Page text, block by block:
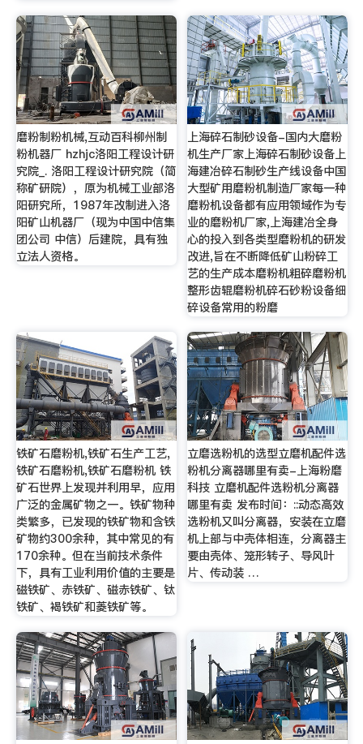
磨粉制粉机械,互动百科柳州制
粉机器厂 hzhjc洛阳工程设计研
究院_. 洛阳工程设计研究院（简
称矿研院），原为机械工业部洛
阳研究所，1987年改制进入洛
阳矿山机器厂（现为中国中信集
团公司 中信）后建院，具有独
立法人资格。
上海碎石制砂设备-国内大磨粉
机生产厂家上海碎石制砂设备上
海建冶碎石制砂生产线设备中国
大型矿用磨粉机制造厂家每一种
磨粉机设备都有应用领域作为专
业的磨粉机厂家,上海建冶全身
心的投入到各类型磨粉机的研发
改进,旨在不断降低矿山粉碎工
艺的生产成本磨粉机粗碎磨粉机
整形齿辊磨粉机碎石砂粉设备细
碎设备常用的粉磨
铁矿石磨粉机,铁矿石生产工艺,
铁矿石磨粉机,铁矿石磨粉机 铁
矿石世界上发现并利用早，应用
广泛的金属矿物之一。铁矿物种
类繁多，已发现的铁矿物和含铁
矿物约300余种，其中常见的有
170余种。但在当前技术条件
下，具有工业利用价值的主要是
磁铁矿、赤铁矿、磁赤铁矿、钛
铁矿、褐铁矿和菱铁矿等。
立磨选粉机的选型立磨机配件选
粉机分离器哪里有卖-上海粉磨
科技 立磨机配件选粉机分离器
哪里有卖 发布时间：::动态高效
选粉机又叫分离器，安装在立磨
机上部与中壳体相连，分离器主
要由壳体、笼形转子、导风叶
片、传动装 …